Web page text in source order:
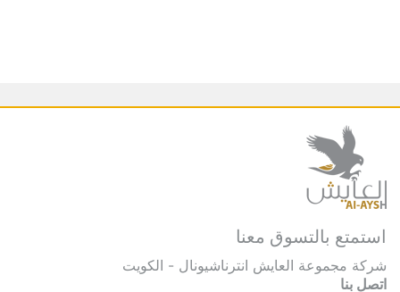
استمتع بالتسوق معنا
شركة مجموعة العايش انترناشيونال - الكويت
اتصل بنا